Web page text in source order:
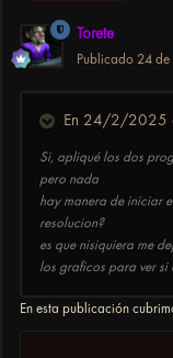
No tengo ni idea de
relativamente nuevo
Sistema operativo de
Torete
Publicado 24
En 24/2/2025
Si, apliqué los dos
pero nada
hay manera de iniciar
resolucion?
es que nisiquiera me
los graficos para ver si
En esta publicación